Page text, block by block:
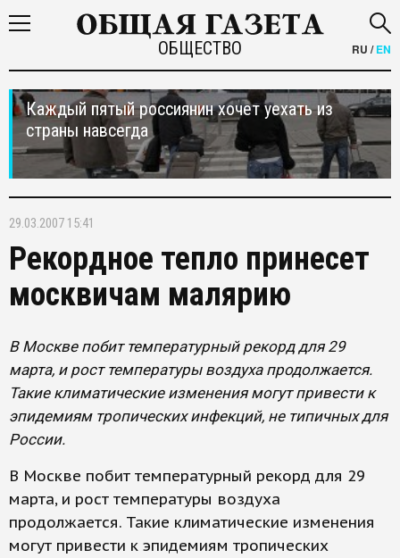
ОБЩЕСТВО RU /EN
Каждый пятый россиянин хочет уехать из
страны навсегда
29.03.2007 15:41
Рекордное тепло принесет
москвичам малярию
В Москве побит температурный рекорд для 29
марта, и рост температуры воздуха продолжается.
Такие климатические изменения могут привести к
эпидемиям тропических инфекций, не типичных для
России.
В Москве побит температурный рекорд для 29
марта, и рост температуры воздуха
продолжается. Такие климатические изменения
могут привести к эпидемиям тропических